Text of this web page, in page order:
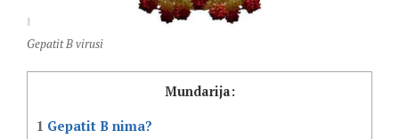
Gepatit B virusi
Mundarija:
1 Gepatit B nima?